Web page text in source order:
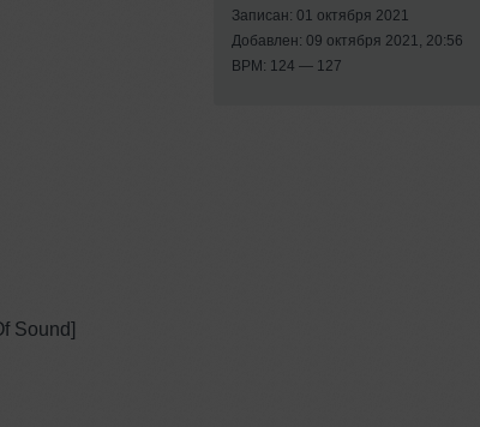
Sound]
Записан: 01 октября 2021
Добавлен: 09 октября 2021, 20:56
BPM: 124 — 127